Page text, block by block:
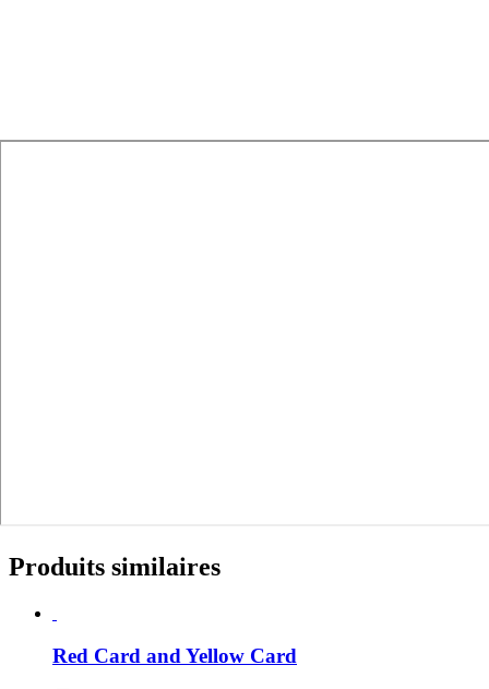
Produits similaires
Red Card and Yellow Card